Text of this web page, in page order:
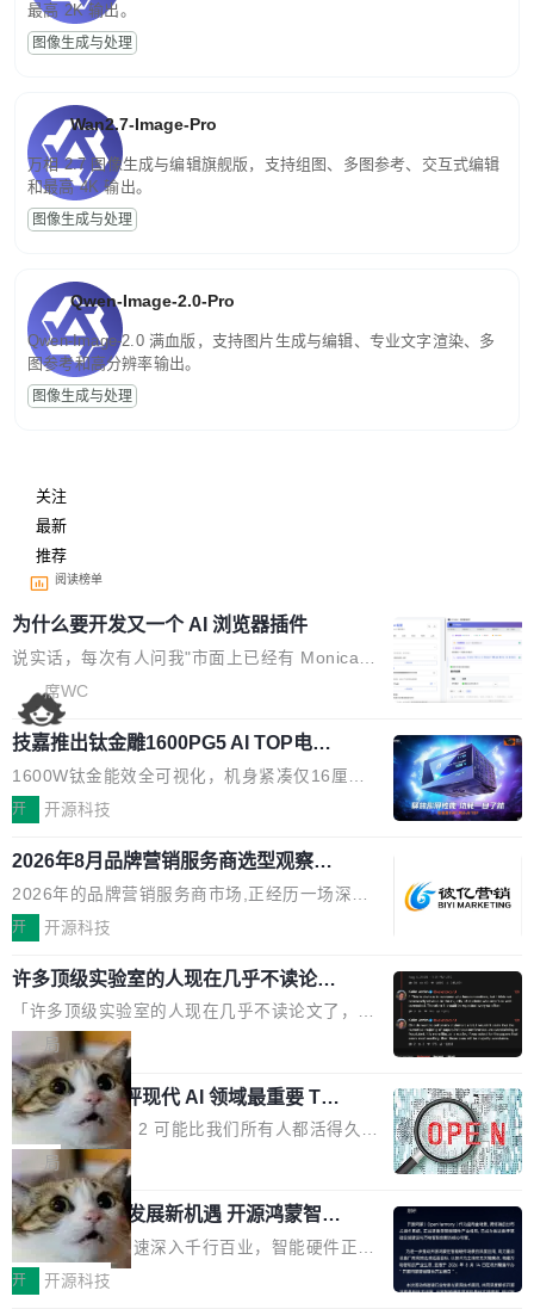
最高 2K 输出。
图像生成与处理
Wan2.7-Image-Pro
万相 2.7 图像生成与编辑旗舰版，支持组图、多图参考、交互式编辑
和最高 4K 输出。
图像生成与处理
Qwen-Image-2.0-Pro
Qwen-Image-2.0 满血版，支持图片生成与编辑、专业文字渲染、多
图参考和高分辨率输出。
图像生成与处理
关注
最新
推荐
阅读榜单
为什么要开发又一个 AI 浏览器插件
说实话，每次有人问我"市面上已经有 Monica、
Sider、Copilot for Chrome 这些 AI 浏览器插件
了，你为什么还要再做一个"，我都觉得这个问题
问得好。 因为我自己也是从用户变成开发者的。
现有产品的天花板 我用过不少 AI 浏览器插件。
刚开始觉得都挺好——选中一段文字，弹出解
要。但用久了你会发现，它们本质上都是同一类
东西：一个带网页上下文的聊天框。 它们能读取
页面的文本，然后把文本丢给大模型，再返回一
段回答。仅此而已。 这当然有用，但总觉得差点
意思。比如我在一个后台管理系统里，需要填50
个表单字段，每个字段还有联动逻辑；比如我
想...
席WC
技嘉推出钛金雕1600PG5 AI TOP电
源：为发烧级主机与本地AI算力打造旗
舰供电方案
1600W钛金能效全可视化，机身紧凑仅16厘米
继2026台北电脑展首度亮相后，技嘉科技近日正
电源专为发烧级DIY主机与本地AI算力平台打
造，整机长度仅16厘米，提供1600W额定功率
与80PLUS钛金能效；支持ATX 3.1与PCIe 5.1
规范，结合服务器级元件、完善供电线材与内置
实时LCD监控屏，可充分满足当下高阶PC主机
的严苛使用需求。 澎湃功率，紧凑机身 钛金雕1
600PG5 AI TOP具备强悍输出功率，同时实现
机身尺寸大幅精简。整机长度仅16厘米，属于同
功率段机身尺寸十分紧凑的1600W电源产品。小
巧机身有效提升市面主流标准A...
开 开源科技
2026年8月品牌营销服务商选型观察：
从流量思维到品牌资产思维的范式转移
2026年的品牌营销服务商市场,正经历一场深刻
的价值重构。全球全案品牌代理机构市场从2025
复合增长率达5.44%,预计2032年将突破120亿美
元。数字广告与公共关系相关服务市场更是从20
25年的8463亿美元扩张至2026年的8763亿美
元。数字的背后是一个清晰的事实——品牌对专
业化营销服务的需求从未如此迫切。 但市场扩容
的同时,服务商的竞争逻辑正在改变。2026年Top
Agency年度合辑的观察指出,“产品”这个离消费
者最近的载体,在整个品牌营销层面的权重显著变
高了。全域营销服务商的竞争正在从规模转向深
度,案例厚度、全域覆盖、多线协同...
开 开源科技
许多顶级实验室的人现在几乎不读论文
了
「许多顶级实验室的人现在几乎不读论文了，而
且他们认为 ICLR/ICML/NeurIPS 充斥着大量过
度宣传和欺诈。」 OpenAI 研究员 Keller Jorda
n 这条推文引发了广泛讨论。他不是在说风凉
话，他是说出了一个圈内人尽皆知但很少公开捅
破的事实。 Jordan 随后补充了一句软化声明：
「我不认为这些会议上大部分论文都在过度宣传
或造假。问题是，作为读者，如果你筛选出那些
看起来最令人兴奋的论文，那它们大部分都是过
度宣传的。」 这才是真正的痛点。不是所有论文
都有问题，是最吸引眼球的那批论文最有问题。
局
xAI 前工程师评现代 AI 领域最重要 Top
3 开源项目
Flash Attention 2 可能比我们所有人都活得久。
这句话不是来自某个技术博客，而是出自 Hieu
Pham 的一条推文。Hieu Pham 是谁？他是 xAI
的早期工程师之一，在 Grok 训练基础设施团队
工作过。近日他在 X 上发了一条帖子，列出了他
认为现代 AI 领域最重要的三个开源项目。 第一
局
共商智能硬件发展新机遇 开源鸿蒙智能
硬件开发者日杭州站即将举行
随着万物智联加速深入千行百业，智能硬件正从
单点设备迈向智能化、网联化、协同化发展。作
开 开源科技